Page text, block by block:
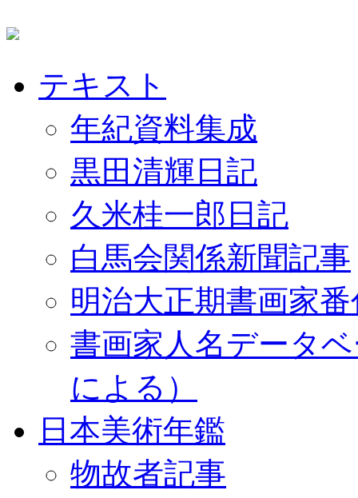
テキスト
年紀資料集成
黒田清輝日記
久米桂一郎日記
白馬会関係新聞記事
明治大正期書画家
書画家人名データ
による）
日本美術年鑑
物故者記事